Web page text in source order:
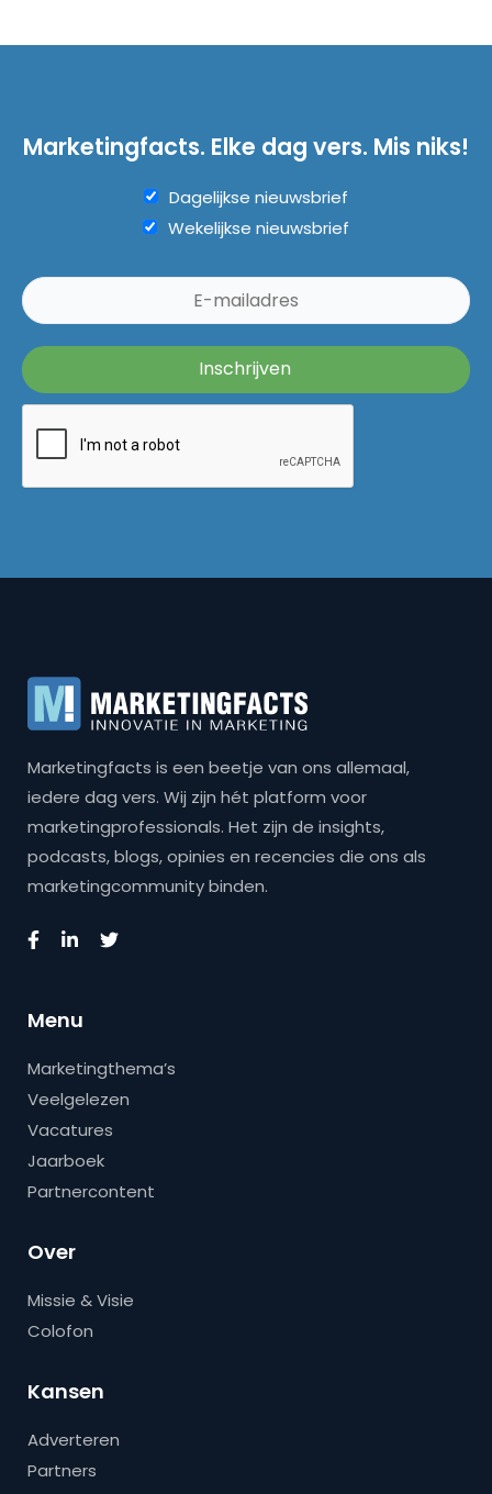
Marketingfacts. Elke dag vers. Mis niks!
Dagelijkse nieuwsbrief
Wekelijkse nieuwsbrief
Marketingfacts is een beetje van ons allemaal,
iedere dag vers. Wij zijn hét platform voor
marketingprofessionals. Het zijn de insights,
podcasts, blogs, opinies en recencies die ons als
marketingcommunity binden.
Menu
Marketingthema’s
Veelgelezen
Vacatures
Jaarboek
Partnercontent
Over
Missie & Visie
Colofon
Kansen
Adverteren
Partners